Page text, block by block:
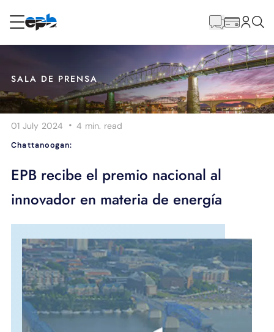
Internet
Energía
Televisión
Teléfono
BLOG
APOYO
IDIOMA
principal
SALA DE PRENSA
01 July 2024 ·4 min. read
Chattanoogan:
EPB recibe el premio nacional al
innovador en materia de energía